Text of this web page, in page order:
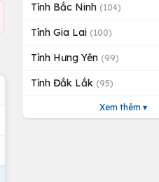
Tỉnh Bắc Ninh (104)
Tỉnh Gia Lai (100)
Tỉnh Hưng Yên (99)
Tỉnh Đắk Lắk (95)
Xem thêm ▾